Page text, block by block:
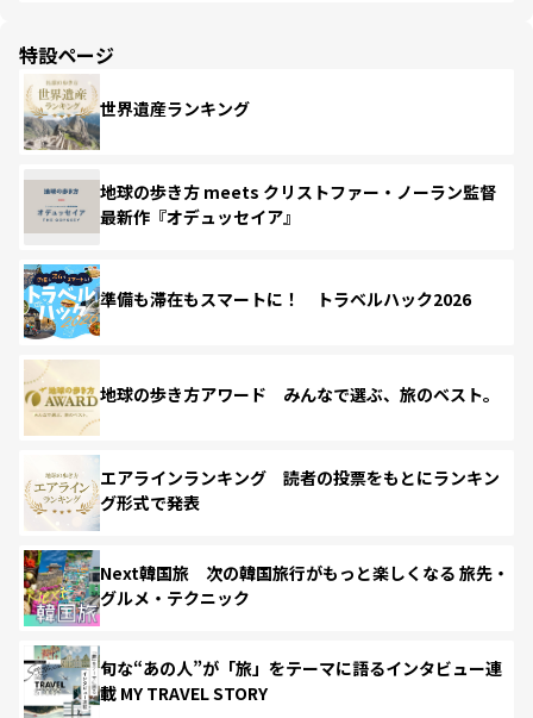
特設ページ
世界遺産ランキング
地球の歩き方 meets クリストファー・ノーラン監督
最新作『オデュッセイア』
準備も滞在もスマートに！ トラベルハック2026
地球の歩き方アワード みんなで選ぶ、旅のベスト。
エアラインランキング 読者の投票をもとにランキン
グ形式で発表
Next韓国旅 次の韓国旅行がもっと楽しくなる 旅先・
グルメ・テクニック
旬な“あの人”が「旅」をテーマに語るインタビュー連
載 MY TRAVEL STORY